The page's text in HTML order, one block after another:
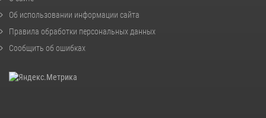
Об использовании информации сайта
Правила обработки персональных данных
Сообщить об ошибках